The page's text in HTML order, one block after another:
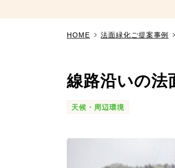
HOME 法面緑化ご提案事例
線路沿いの法
天候・周辺環境